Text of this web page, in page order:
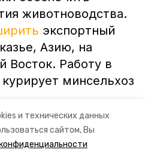
и технических данных
сайтом, Вы
животноводства.
экспортный
Азию, на
Восток. Работу в
минсельхоз
минсельхоз ск